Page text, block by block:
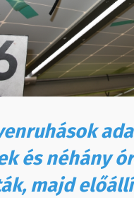
és néhány
majd